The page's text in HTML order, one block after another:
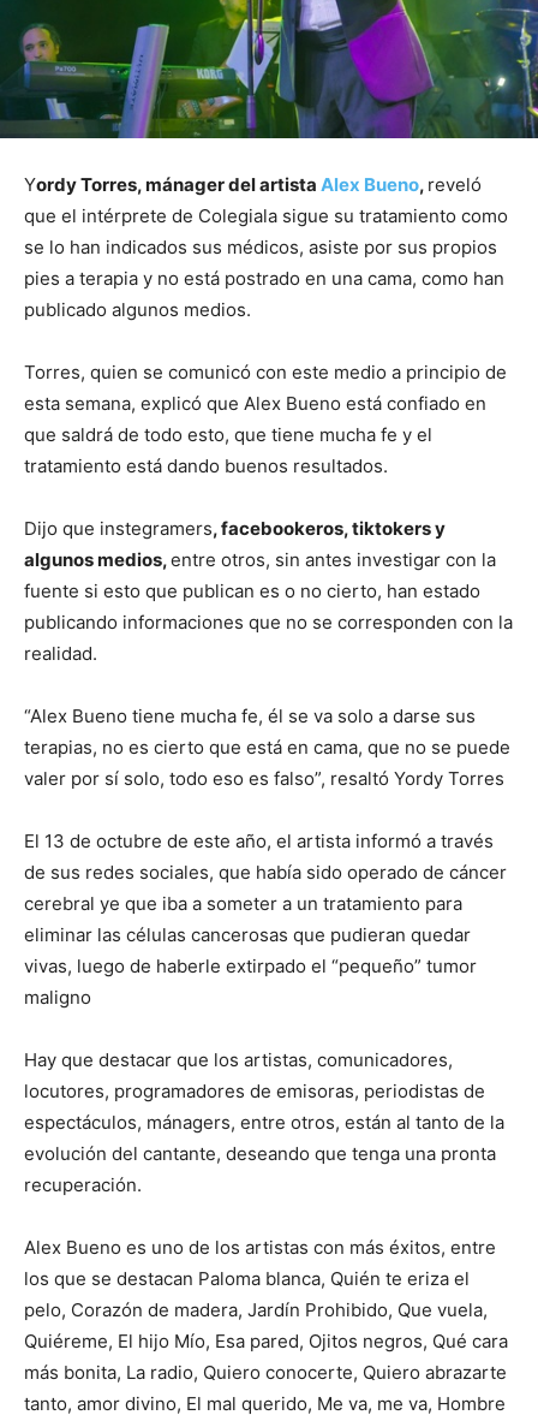
Yordy Torres, mánager del artista Alex Bueno, reveló
que el intérprete de Colegiala sigue su tratamiento como
se lo han indicados sus médicos, asiste por sus propios
pies a terapia y no está postrado en una cama, como han
publicado algunos medios.
Torres, quien se comunicó con este medio a principio de
esta semana, explicó que Alex Bueno está confiado en
que saldrá de todo esto, que tiene mucha fe y el
tratamiento está dando buenos resultados.
Dijo que instegramers, facebookeros, tiktokers y
algunos medios,entre otros, sin antes investigar con la
fuente si esto que publican es o no cierto, han estado
publicando informaciones que no se corresponden con la
realidad.
“Alex Bueno tiene mucha fe, él se va solo a darse sus
terapias, no es cierto que está en cama, que no se puede
valer por sí solo, todo eso es falso”, resaltó Yordy Torres
El 13 de octubre de este año, el artista informó a través
de sus redes sociales, que había sido operado de cáncer
cerebral ye que iba a someter a un tratamiento para
eliminar las células cancerosas que pudieran quedar
vivas, luego de haberle extirpado el “pequeño” tumor
maligno
Hay que destacar que los artistas, comunicadores,
locutores, programadores de emisoras, periodistas de
espectáculos, mánagers, entre otros, están al tanto de la
evolución del cantante, deseando que tenga una pronta
recuperación.
Alex Bueno es uno de los artistas con más éxitos, entre
los que se destacan Paloma blanca, Quién te eriza el
pelo, Corazón de madera, Jardín Prohibido, Que vuela,
Quiéreme, El hijo Mío, Esa pared, Ojitos negros, Qué cara
más bonita, La radio, Quiero conocerte, Quiero abrazarte
tanto, amor divino, El mal querido, Me va, me va, Hombre